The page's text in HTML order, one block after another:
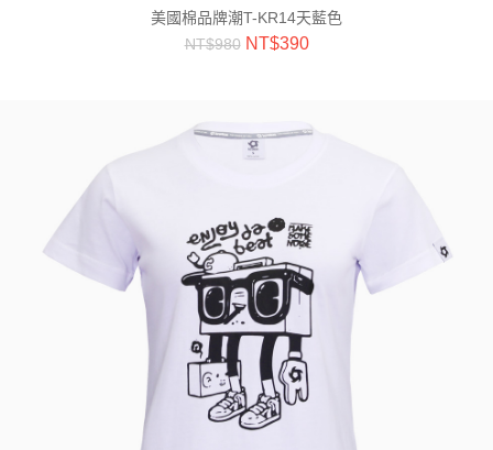
美國棉品牌潮T-KR14天藍色
NT$980 NT$390